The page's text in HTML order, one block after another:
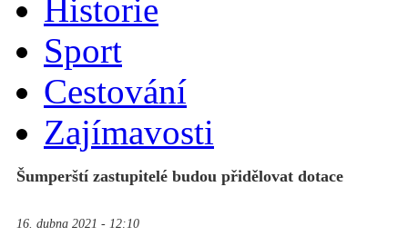
Historie
Sport
Cestování
Zajímavosti
Šumperští zastupitelé budou přidělovat dotace
16. dubna 2021 - 12:10